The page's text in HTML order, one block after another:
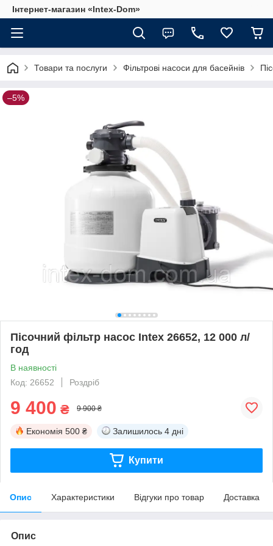
Інтернет-магазин «Intex-Dom»
Товари та послуги Фільтрові насоси для басейнів
–5%
Пісочний фільтр насос Intex 26652, 12 000 л/
год
В наявності
Код: 26652
Роздріб
9 400 ₴ 9 900 ₴
Економія 500 ₴ Залишилось 4 дні
Купити
Опис Характеристики Відгуки про товар Доставка
Опис